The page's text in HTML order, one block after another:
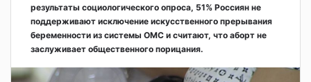
результаты социологического опроса, 51% Россиян не
поддерживают исключение искусственного прерывания
беременности из системы ОМС и считают, что аборт не
заслуживает общественного порицания.